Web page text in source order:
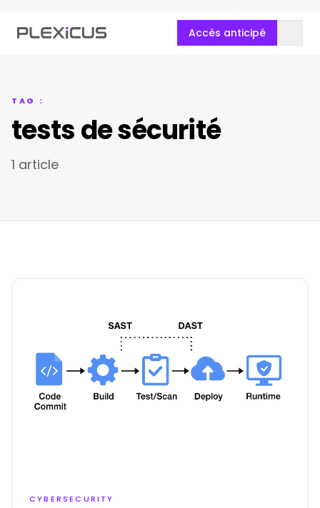
Accès anticipé
TAG :
tests de sécurité
1 article
CYBERSECURITY